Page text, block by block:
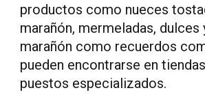
productos como nueces
marañón, mermeladas, dulces
marañón como recuerdos
pueden encontrarse en
puestos especializados.